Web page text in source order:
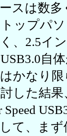
スは数多
ップパ
、2.5イ
自
かなり
した結果
Speed
て、ま